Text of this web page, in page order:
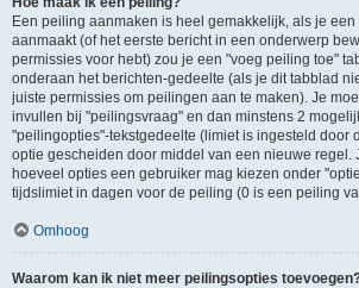
Een peiling aanmaken is heel gemakkelijk, als je
aanmaakt (of het eerste bericht in een onderwerp
permissies voor hebt) zou je een "voeg peiling toe"
onderaan het berichten-gedeelte (als je dit tabblad
juiste permissies om peilingen aan te maken). Je
invullen bij "peilingsvraag" en dan minstens 2
"peilingopties"-tekstgedeelte (limiet is ingesteld door
optie gescheiden door middel van een nieuwe regel.
hoeveel opties een gebruiker mag kiezen onder
tijdslimiet in dagen voor de peiling (0 is een peiling
Omhoog
Waarom kan ik niet meer peilingsopties